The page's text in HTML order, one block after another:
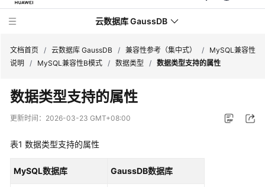
云数据库 GaussDB
最
新
动
务
文档首页 / 云数据库 GaussDB / 兼容性参考（集中式） /
MySQL兼容性
说明
/ MySQL兼容性B模式 / 数据类型 / 数据类型支持的属性
数据类型支持的属性
更新时间： 2026-03-23 GMT+08:00
表1 数据类型支持的属性
MySQL数据库 GaussDB数据库